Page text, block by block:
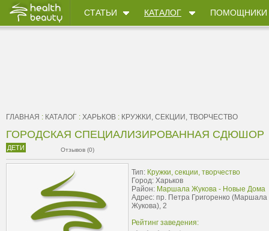
СТАТЬИ КАТАЛОГ ПОМОЩНИКИ
ГЛАВНАЯ : КАТАЛОГ : ХАРЬКОВ : КРУЖКИ, СЕКЦИИ, ТВОРЧЕСТВО
ГОРОДСКАЯ СПЕЦИАЛИЗИРОВАННАЯ СДЮШОР
ДЕТИ Отзывов (0)
Тип: Кружки, секции, творчество
Город: Харьков
Район: Маршала Жукова - Новые Дома
Адрес: пр. Петра Григоренко (Маршала
Жукова), 2
Рейтинг заведения: